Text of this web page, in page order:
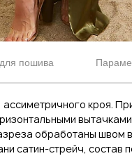
пошива
кроя.
обработаны швом
сатин-стрейч, состав